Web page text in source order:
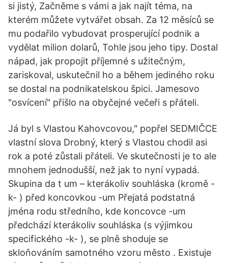
si jistý, Začněme s vámi a jak najít téma, na
kterém můžete vytvářet obsah. Za 12 měsíců se
mu podařilo vybudovat prosperující podnik a
vydělat milion dolarů, Tohle jsou jeho tipy. Dostal
nápad, jak propojit příjemné s užitečným,
zariskoval, uskutečnil ho a během jediného roku
se dostal na podnikatelskou špici. Jamesovo
"osvícení" přišlo na obyčejné večeři s přáteli.
Já byl s Vlastou Kahovcovou," popřel SEDMIČCE
vlastní slova Drobný, který s Vlastou chodil asi
rok a poté zůstali přáteli. Ve skutečnosti je to ale
mnohem jednodušší, než jak to nyní vypadá.
Skupina da t um – kterákoliv souhláska (kromě -
k- ) před koncovkou -um Přejatá podstatná
jména rodu středního, kde koncovce -um
předchází kterákoliv souhláska (s výjimkou
specifického -k- ), se plně shoduje se
skloňováním samotného vzoru město . Existuje